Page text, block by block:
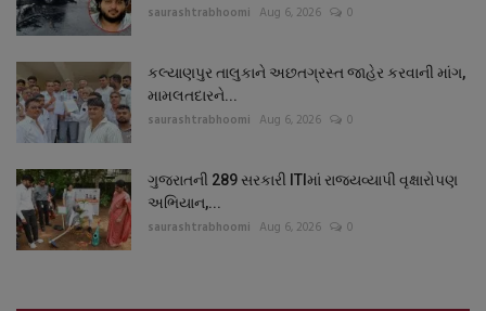
saurashtrabhoomi Aug 6, 2026 0
કલ્યાણપુર તાલુકાને અછતગ્રસ્ત જાહેર કરવાની માંગ,
મામલતદારને...
saurashtrabhoomi Aug 6, 2026 0
ગુજરાતની 289 સરકારી ITIમાં રાજ્યવ્યાપી વૃક્ષારોપણ
અભિયાન,...
saurashtrabhoomi Aug 6, 2026 0